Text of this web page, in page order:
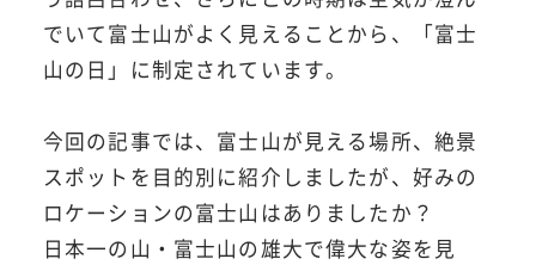
でいて富士山がよく見えることから、「富士
山の日」に制定されています。
今回の記事では、富士山が見える場所、絶景
スポットを目的別に紹介しましたが、好みの
ロケーションの富士山はありましたか？
日本一の山・富士山の雄大で偉大な姿を見